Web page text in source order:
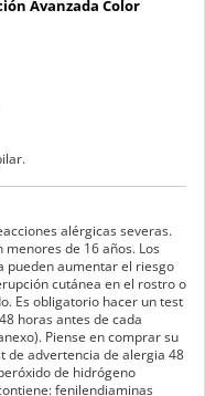
Avanzada Color
alérgicas severas.
de 16 años. Los
pueden aumentar el riesgo
cutánea en el rostro o
Es obligatorio hacer un test
horas antes de cada
Piense en comprar su
de advertencia de alergia 48
de hidrógeno
fenilendiaminas